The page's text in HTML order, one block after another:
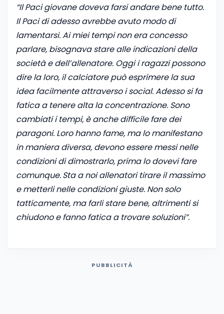
“Il Paci giovane doveva farsi andare bene tutto.
Il Paci di adesso avrebbe avuto modo di
lamentarsi. Ai miei tempi non era concesso
parlare, bisognava stare alle indicazioni della
società e dell’allenatore. Oggi i ragazzi possono
dire la loro, il calciatore può esprimere la sua
idea facilmente attraverso i social. Adesso si fa
fatica a tenere alta la concentrazione. Sono
cambiati i tempi, è anche difficile fare dei
paragoni. Loro hanno fame, ma lo manifestano
in maniera diversa, devono essere messi nelle
condizioni di dimostrarlo, prima lo dovevi fare
comunque.Sta a noi allenatori tirare il massimo
e metterli nelle condizioni giuste. Non solo
tatticamente, ma farli stare bene, altrimenti si
chiudono e fanno fatica a trovare soluzioni”.
PUBBLICITÀ